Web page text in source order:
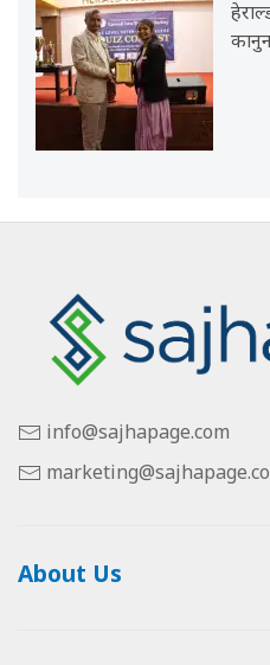
info@sajhapage.com
About Us